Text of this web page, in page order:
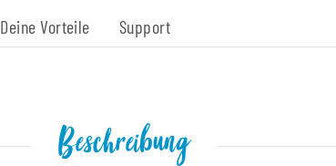
Deine Vorteile Support
Beschreibung